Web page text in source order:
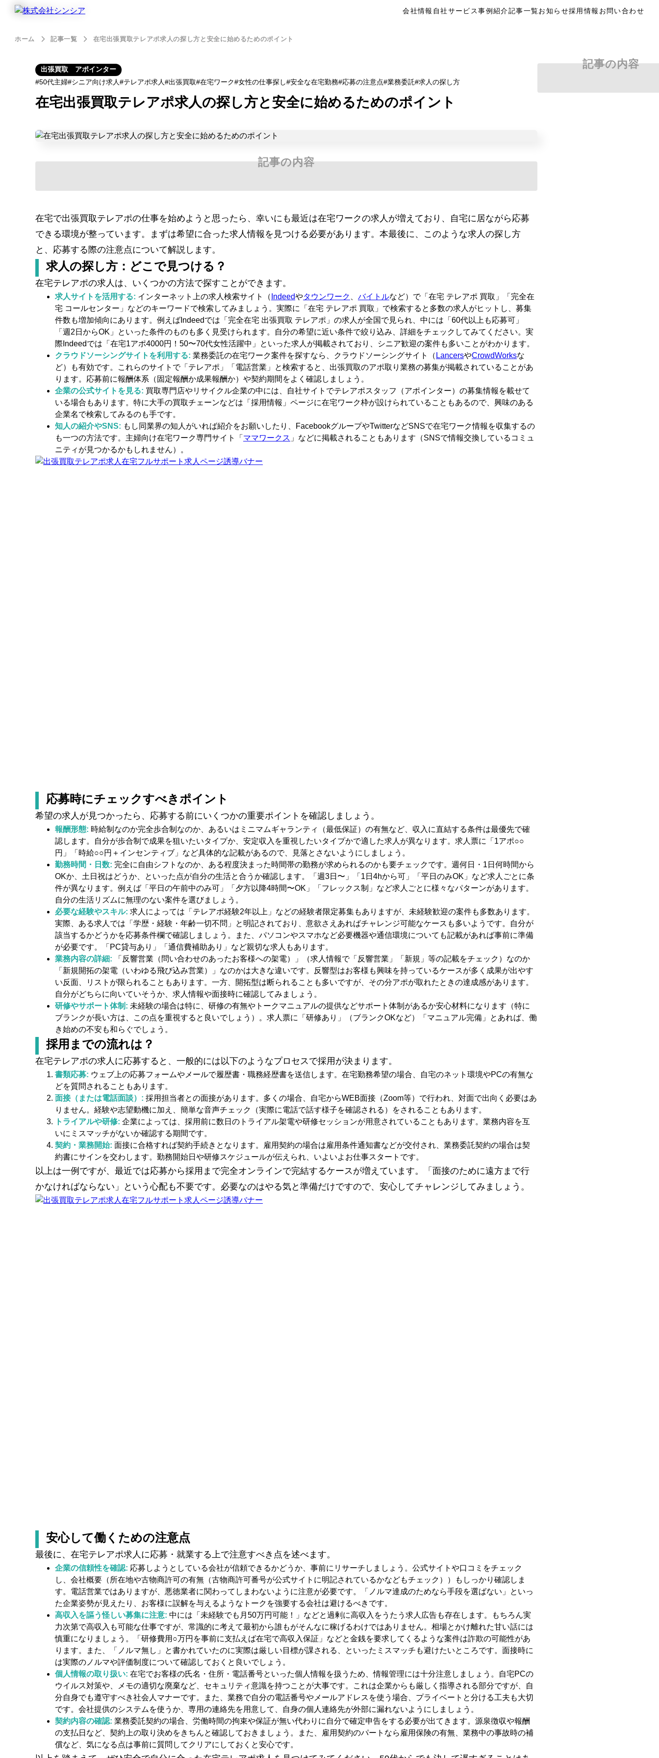
会社情報 自社サービス事例紹介記事一覧お知らせ採用情報 お問い合わせ
ホーム 記事一覧 在宅出張買取テレアポ求人の探し方と安全に始めるためのポイント
出張買取 アポインター
50代主婦 シニア向け求人 テレアポ求人 出張買取 在宅ワーク 女性の仕事探し 安全な在宅勤務 応募の注意点 業務委託 求人の探し方
在宅出張買取テレアポ求人の探し方と安全に始めるためのポイント
記事の内容
在宅で出張買取テレアポの仕事を始めようと思ったら、幸いにも最近は在宅ワークの求人が増えており、自宅に居ながら応募
できる環境が整っています。まずは希望に合った求人情報を見つける必要があります。本最後に、このような求人の探し方
と、応募する際の注意点について解説します。
求人の探し方：どこで見つける？
在宅テレアポの求人は、いくつかの方法で探すことができます。
求人サイトを活用する: インターネット上の求人検索サイト（ Indeedやタウンワーク バイトルなど）で「在宅 テレアポ 買取」「完全在
宅 コールセンター」などのキーワードで検索してみましょう。実際に「在宅 テレアポ 買取」で検索すると多数の求人がヒットし、募集
件数も増加傾向にあります。例えばIndeedでは「完全在宅 出張買取 テレアポ」の求人が全国で見られ、中には「60代以上も応募可」
「週2日からOK」といった条件のものも多く見受けられます。自分の希望に近い条件で絞り込み、詳細をチェックしてみてください。実
際Indeedでは「在宅1アポ4000円！50〜70代女性活躍中」といった求人が掲載されており、シニア歓迎の案件も多いことがわかります。
クラウドソーシングサイトを利用する: 業務委託の在宅ワーク案件を探すなら、クラウドソーシングサイト（ LancersやCrowdWorksな
ど）も有効です。これらのサイトで「テレアポ」「電話営業」と検索すると、出張買取のアポ取り業務の募集が掲載されていることがあ
ります。応募前に報酬体系（固定報酬か成果報酬か）や契約期間をよく確認しましょう。
企業の公式サイトを見る: 買取専門店やリサイクル企業の中には、自社サイトでテレアポスタッフ（アポインター）の募集情報を載せて
いる場合もあります。特に大手の買取チェーンなどは「採用情報」ページに在宅ワーク枠が設けられていることもあるので、興味のある
企業名で検索してみるのも手です。
知人の紹介やSNS: もし同業界の知人がいれば紹介をお願いしたり、FacebookグループやTwitterなどSNSで在宅ワーク情報を収集するの
も一つの方法です。主婦向け在宅ワーク専門サイト「 ママワークス 」などに掲載されることもあります（SNSで情報交換しているコミュ
ニティが見つかるかもしれません）。
応募時にチェックすべきポイント
希望の求人が見つかったら、応募する前にいくつかの重要ポイントを確認しましょう。
報酬形態: 時給制なのか完全歩合制なのか、あるいはミニマムギャランティ（最低保証）の有無など、収入に直結する条件は最優先で確
認します。自分が歩合制で成果を狙いたいタイプか、安定収入を重視したいタイプかで適した求人が異なります。求人票に「1アポ○○
円」「時給○○円＋インセンティブ」など具体的な記載があるので、見落とさないようにしましょう。
勤務時間・日数: 完全に自由シフトなのか、ある程度決まった時間帯の勤務が求められるのかも要チェックです。週何日・1日何時間から
OKか、土日祝はどうか、といった点が自分の生活と合うか確認します。「週3日〜」「1日4hから可」「平日のみOK」など求人ごとに条
件が異なります。例えば「平日の午前中のみ可」「夕方以降4時間〜OK」「フレックス制」など求人ごとに様々なパターンがあります。
自分の生活リズムに無理のない案件を選びましょう。
必要な経験やスキル: 求人によっては「テレアポ経験2年以上」などの経験者限定募集もありますが、未経験歓迎の案件も多数あります。
実際、ある求人では「学歴・経験・年齢一切不問」と明記されており、意欲さえあればチャレンジ可能なケースも多いようです。自分が
該当するかどうかを応募条件欄で確認しましょう。また、パソコンやスマホなど必要機器や通信環境についても記載があれば事前に準備
が必要です。「PC貸与あり」「通信費補助あり」など親切な求人もあります。
業務内容の詳細: 「反響営業（問い合わせのあったお客様への架電）」（求人情報で「反響営業」「新規」等の記載をチェック）なのか
「新規開拓の架電（いわゆる飛び込み営業）」なのかは大きな違いです。反響型はお客様も興味を持っているケースが多く成果が出やす
い反面、リストが限られることもあります。一方、開拓型は断られることも多いですが、その分アポが取れたときの達成感があります。
自分がどちらに向いていそうか、求人情報や面接時に確認してみましょう。
研修やサポート体制: 未経験の場合は特に、研修の有無やトークマニュアルの提供などサポート体制があるか安心材料になります（特に
ブランクが長い方は、この点を重視すると良いでしょう）。求人票に「研修あり」（ブランクOKなど）「マニュアル完備」とあれば、働
き始めの不安も和らぐでしょう。
採用までの流れは？
在宅テレアポの求人に応募すると、一般的には以下のようなプロセスで採用が決まります。
書類応募: ウェブ上の応募フォームやメールで履歴書・職務経歴書を送信します。在宅勤務希望の場合、自宅のネット環境やPCの有無な
どを質問されることもあります。
面接（または電話面談）: 採用担当者との面接があります。多くの場合、自宅からWEB面接（Zoom等）で行われ、対面で出向く必要はあ
りません。経験や志望動機に加え、簡単な音声チェック（実際に電話で話す様子を確認される）をされることもあります。
トライアルや研修: 企業によっては、採用前に数日のトライアル架電や研修セッションが用意されていることもあります。業務内容を互
いにミスマッチがないか確認する期間です。
契約・業務開始: 面接に合格すれば契約手続きとなります。雇用契約の場合は雇用条件通知書などが交付され、業務委託契約の場合は契
約書にサインを交わします。勤務開始日や研修スケジュールが伝えられ、いよいよお仕事スタートです。
以上は一例ですが、最近では応募から採用まで完全オンラインで完結するケースが増えています。「面接のために遠方まで行
かなければならない」という心配も不要です。必要なのはやる気と準備だけですので、安心してチャレンジしてみましょう。
安心して働くための注意点
最後に、在宅テレアポ求人に応募・就業する上で注意すべき点を述べます。
企業の信頼性を確認: 応募しようとしている会社が信頼できるかどうか、事前にリサーチしましょう。公式サイトや口コミをチェック
し、会社概要（所在地や古物商許可の有無（古物商許可番号が公式サイトに明記されているかなどもチェック））もしっかり確認しま
す。電話営業ではありますが、悪徳業者に関わってしまわないように注意が必要です。「ノルマ達成のためなら手段を選ばない」といっ
た企業姿勢が見えたり、お客様に誤解を与えるようなトークを強要する会社は避けるべきです。
高収入を謳う怪しい募集に注意: 中には「未経験でも月50万円可能！」などと過剰に高収入をうたう求人広告も存在します。もちろん実
力次第で高収入も可能な仕事ですが、常識的に考えて最初から誰もがそんなに稼げるわけではありません。相場とかけ離れた甘い話には
慎重になりましょう。「研修費用○万円を事前に支払えば在宅で高収入保証」などと金銭を要求してくるような案件は詐欺の可能性があ
ります。また、「ノルマ無し」と書かれていたのに実際は厳しい目標が課される、といったミスマッチも避けたいところです。面接時に
は実際のノルマや評価制度について確認しておくと良いでしょう。
個人情報の取り扱い: 在宅でお客様の氏名・住所・電話番号といった個人情報を扱うため、情報管理には十分注意しましょう。自宅PCの
ウイルス対策や、メモの適切な廃棄など、セキュリティ意識を持つことが大事です。これは企業からも厳しく指導される部分ですが、自
分自身でも遵守すべき社会人マナーです。また、業務で自分の電話番号やメールアドレスを使う場合、プライベートと分ける工夫も大切
です。会社提供のシステムを使うか、専用の連絡先を用意して、自身の個人連絡先が外部に漏れないようにしましょう。
契約内容の確認: 業務委託契約の場合、労働時間の拘束や保証が無い代わりに自分で確定申告をする必要が出てきます。源泉徴収や報酬
の支払日など、契約上の取り決めをきちんと確認しておきましょう。また、雇用契約のパートなら雇用保険の有無、業務中の事故時の補
償など、気になる点は事前に質問してクリアにしておくと安心です。
記事の内容